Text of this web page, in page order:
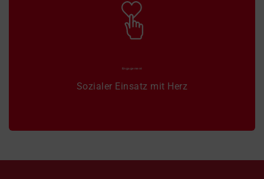
Engagement
Sozialer Einsatz mit Herz
Wir möchten Kinder & Frauen in Köln unterstützen
und setzen uns dafür 365 Tage im Jahr ein.